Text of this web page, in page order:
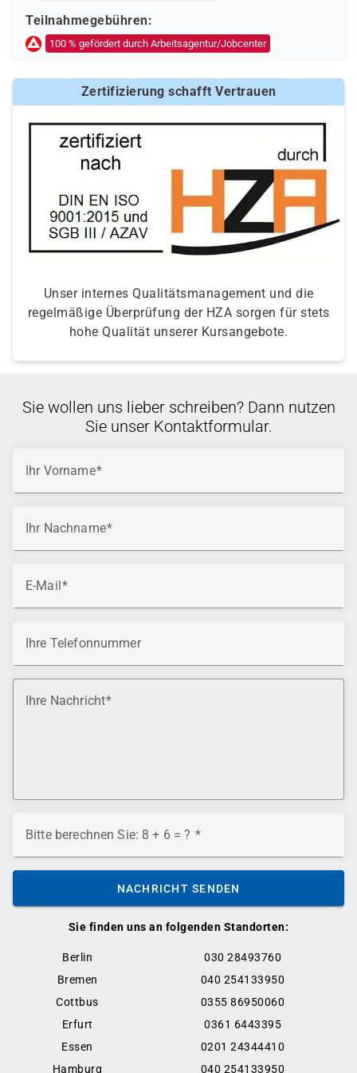
Teilnahmegebühren:
100 % gefördert durch Arbeitsagentur/Jobcenter
Zertifizierung schafft Vertrauen
Unser internes Qualitätsmanagement und die
regelmäßige Überprüfung der HZA sorgen für stets
hohe Qualität unserer Kursangebote.
Sie finden uns an folgenden Standorten:
Berlin
030 28493760
Bremen
040 254133950
Cottbus
0355 86950060
Erfurt
0361 6443395
Essen
0201 24344410
Hamburg
040 254133950
Sie wollen uns lieber schreiben? Dann nutzen
Sie unser Kontaktformular.
Ihr Vorname
Ihr Nachname
E-Mail
Ihre Telefonnummer
Ihre Nachricht
Bitte berechnen Sie: 8 + 6 = ?
NACHRICHT SENDEN